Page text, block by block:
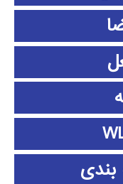
بندی